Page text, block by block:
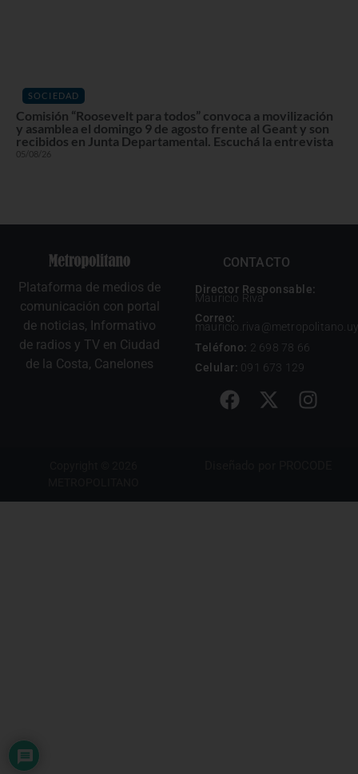
SOCIEDAD
Comisión “Roosevelt para todos” convoca a movilización
y asamblea el domingo 9 de agosto frente al Geant y son
recibidos en Junta Departamental. Escuchá la entrevista
05/08/26
Plataforma de medios de
comunicación con portal
de noticias, Informativo
de radios y TV en Ciudad
de la Costa, Canelones
CONTACTO
Director Responsable:
Mauricio Riva
Correo:
mauricio.riva@metropolitano.uy
Teléfono: 2 698 78 66
Celular: 091 673 129